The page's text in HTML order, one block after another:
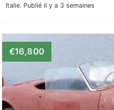
Italie. Publié il y a 3 semaines
€16,800